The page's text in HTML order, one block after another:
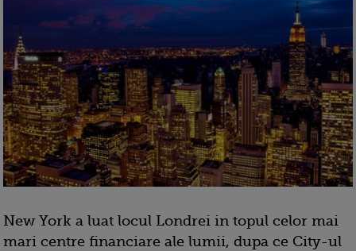
New York a luat locul Londrei in topul celor mai
mari centre financiare ale lumii, dupa ce City-ul